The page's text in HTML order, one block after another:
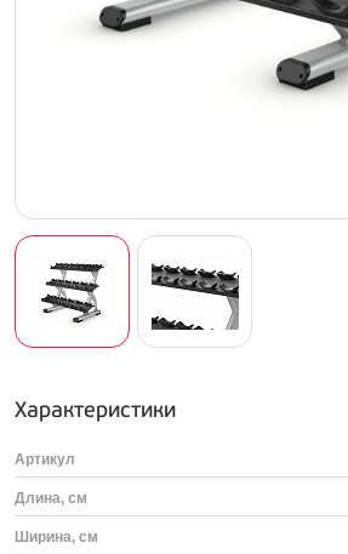
Характеристики
Артикул
Длина, см
Ширина, см